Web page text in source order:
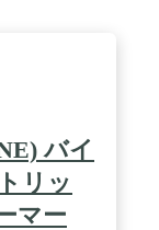
バイ
リッ
マー